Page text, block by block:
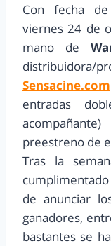
Con fecha
viernes 24 de
mano de
distribuidora/
Sensacine.com
entradas
preestreno de
Tras la
de anunciar
ganadores,
bastantes se